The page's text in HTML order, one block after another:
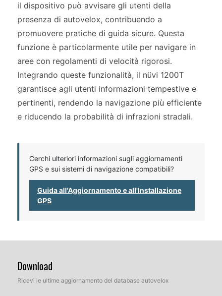
il dispositivo può avvisare gli utenti della
presenza di autovelox, contribuendo a
promuovere pratiche di guida sicure. Questa
funzione è particolarmente utile per navigare in
aree con regolamenti di velocità rigorosi.
Integrando queste funzionalità, il nüvi 1200T
garantisce agli utenti informazioni tempestive e
pertinenti, rendendo la navigazione più efficiente
e riducendo la probabilità di infrazioni stradali.
Cerchi ulteriori informazioni sugli aggiornamenti
GPS e sui sistemi di navigazione compatibili?
Guida all'Aggiornamento e all'Installazione
GPS
Download
Ricevi le ultime aggiornamento del database autovelox